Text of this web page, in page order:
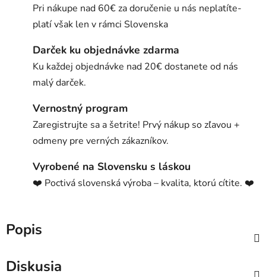
Pri nákupe nad 60€ za doručenie u nás neplatíte-
platí však len v rámci Slovenska
Darček ku objednávke zdarma
Ku každej objednávke nad 20€ dostanete od nás
malý darček.
Vernostný program
Zaregistrujte sa a šetrite! Prvý nákup so zľavou +
odmeny pre verných zákazníkov.
Vyrobené na Slovensku s láskou
❤️ Poctivá slovenská výroba – kvalita, ktorú cítite. ❤️
Popis
Diskusia